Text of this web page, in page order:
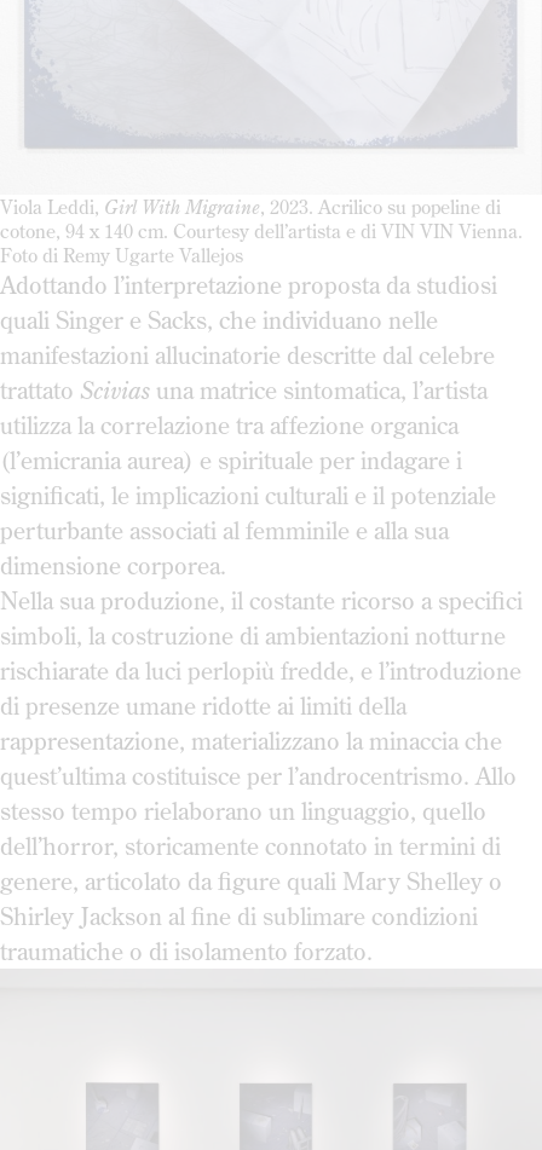
Viola Leddi, Girl With Migraine, 2023. Acrilico su popeline di
cotone, 94 x 140 cm. Courtesy dell’artista e di VIN VIN Vienna.
Foto di Remy Ugarte Vallejos
Adottando l’interpretazione proposta da studiosi
quali Singer e Sacks, che individuano nelle
manifestazioni allucinatorie descritte dal celebre
trattato Scivias una matrice sintomatica, l’artista
utilizza la correlazione tra affezione organica
(l’emicrania aurea) e spirituale per indagare i
significati, le implicazioni culturali e il potenziale
perturbante associati al femminile e alla sua
dimensione corporea.
Nella sua produzione, il costante ricorso a specifici
simboli, la costruzione di ambientazioni notturne
rischiarate da luci perlopiù fredde, e l’introduzione
di presenze umane ridotte ai limiti della
rappresentazione, materializzano la minaccia che
quest’ultima costituisce per l’androcentrismo. Allo
stesso tempo rielaborano un linguaggio, quello
dell’horror, storicamente connotato in termini di
genere, articolato da figure quali Mary Shelley o
Shirley Jackson al fine di sublimare condizioni
traumatiche o di isolamento forzato.